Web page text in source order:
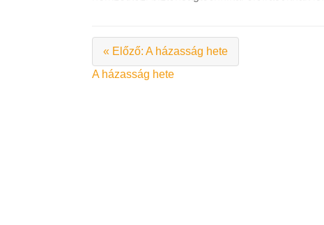
« Előző: A házasság hete
Bejegyzés
A házasság hete